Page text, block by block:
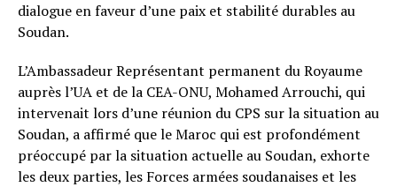
dialogue en faveur d’une paix et stabilité durables au
Soudan.
L’Ambassadeur Représentant permanent du Royaume
auprès l’UA et de la CEA-ONU, Mohamed Arrouchi, qui
intervenait lors d’une réunion du CPS sur la situation au
Soudan, a affirmé que le Maroc qui est profondément
préoccupé par la situation actuelle au Soudan, exhorte
les deux parties, les Forces armées soudanaises et les